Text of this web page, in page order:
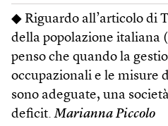
◆ Riguardo all’articolo di
della popolazione italiana
penso che quando la
occupazionali e le misure
sono adeguate, una
deficit.Marianna Piccolo